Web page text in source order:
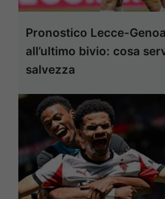
Pronostico Lecce-
all’ultimo bivio: cosa
salvezza